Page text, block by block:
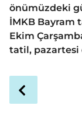
önümüzdeki
İMKB Bayram
Ekim
tatil, pazartesi
o